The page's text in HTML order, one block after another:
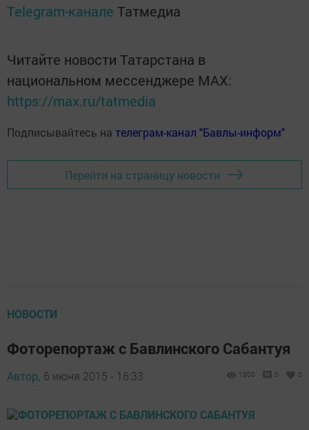
Telegram-канале Татмедиа
Читайте новости Татарстана в
национальном мессенджере MАХ:
https://max.ru/tatmedia
Подписывайтесь на телеграм-канал "Бавлы-информ"
Перейти на страницу новости
НОВОСТИ
Фоторепортаж с Бавлинского Сабантуя
Автор, 6 июня 2015 - 16:33 1300 0 0